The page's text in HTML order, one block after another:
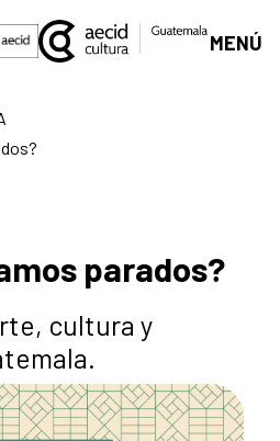
MENÚ
parados?
cultura y